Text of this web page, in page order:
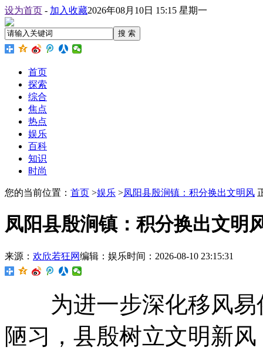
设为首页 - 加入收藏2026年08月10日 15:15 星期一
搜 索
首页
探索
综合
焦点
热点
娱乐
百科
知识
时尚
您的当前位置： 首页 >娱乐 >凤阳县殷涧镇：积分换出文明风
凤阳县殷涧镇：积分换出文明
来源： 欢欣若狂网编辑：娱乐时间：2026-08-10 23:15:31
为进一步深化移风易
陋习，县殷树立文明新